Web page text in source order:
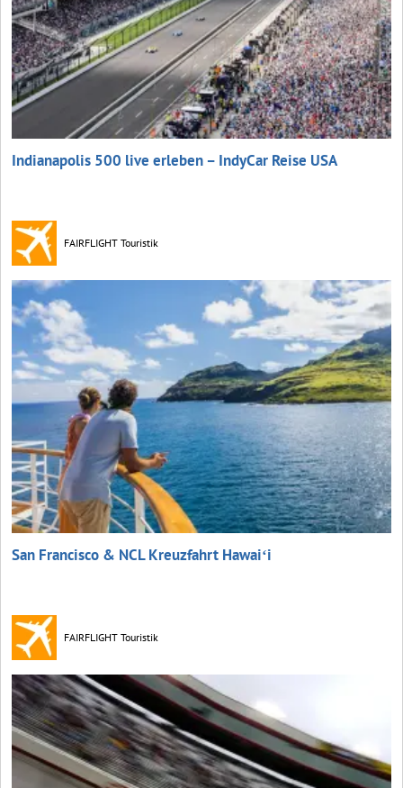
Indianapolis 500 live erleben – IndyCar Reise USA
FAIRFLIGHT Touristik
San Francisco & NCL Kreuzfahrt Hawaiʻi
FAIRFLIGHT Touristik